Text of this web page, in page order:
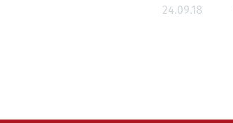
24.09.18
Читать больше